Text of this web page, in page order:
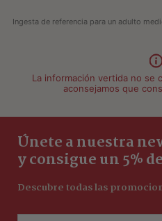
Ingesta de referencia para un adulto
La información vertida no se
aconsejamos que
Únete a nuestra
y consigue un 5%
Descubre todas las